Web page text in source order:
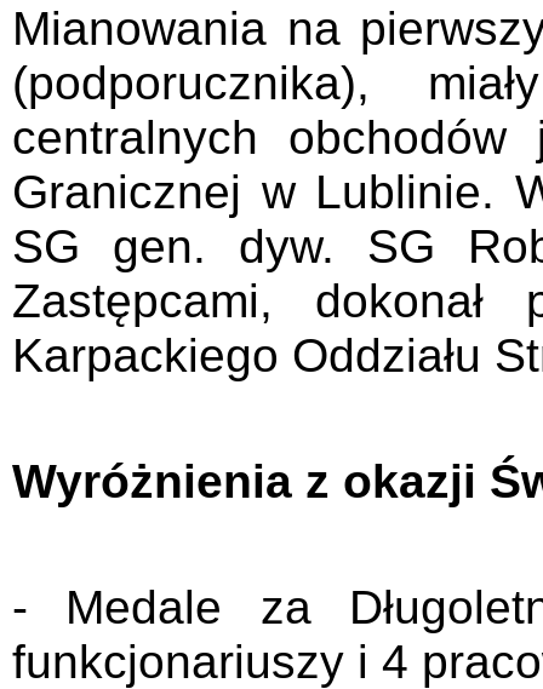
Mianowania na
(podporucznika),
centralnych
Granicznej w Lublinie.
SG gen. dyw. SG
Zastępcami, dokonał
Karpackiego Oddziału
Wyróżnienia z okazji
- Medale za
funkcjonariuszy i 4